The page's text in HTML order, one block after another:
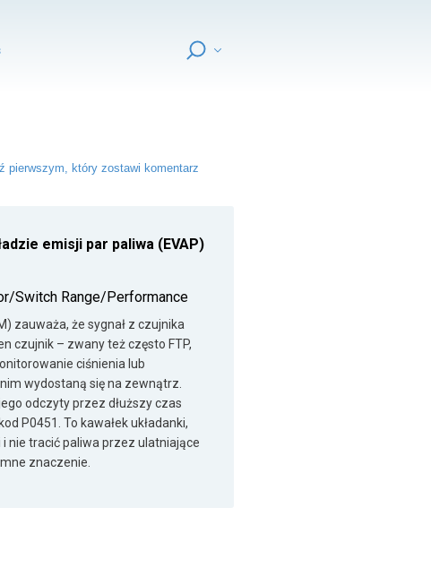
pierwszym, który zostawi komentarz
emisji par paliwa (EVAP)
Switch Range/Performance
zauważa, że sygnał z czujnika
czujnik – zwany też często FTP,
ciśnienia lub
wydostaną się na zewnątrz.
odczyty przez dłuższy czas
P0451. To kawałek układanki,
nie tracić paliwa przez ulatniające
znaczenie.